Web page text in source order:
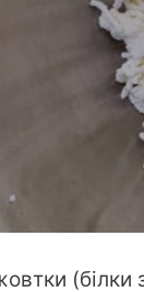
(білки